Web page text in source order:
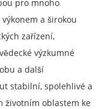
pro mnoho
a širokou
zařízení,
výzkumné
a další
stabilní, spolehlivé a
životním oblastem ke